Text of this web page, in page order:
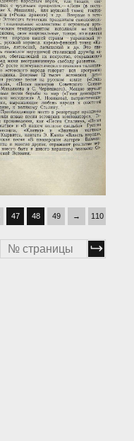
47 48 49 → 110